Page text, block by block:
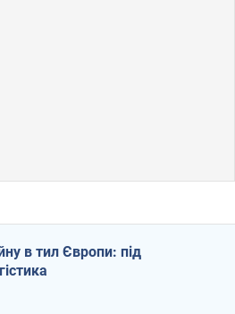
в тил Європи: під